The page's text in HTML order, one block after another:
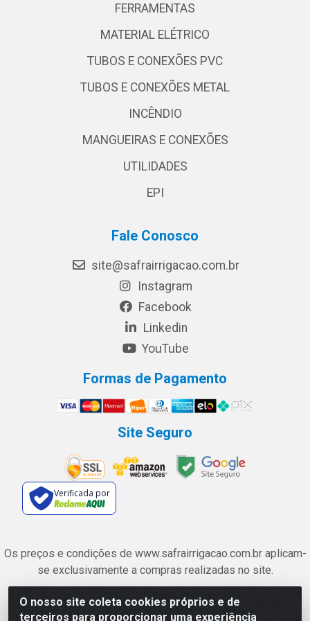
O nosso site coleta cookies próprios e de
terceiros para proporcionar uma experiência
FERRAMENTAS
MATERIAL ELÉTRICO
TUBOS E CONEXÕES PVC
TUBOS E CONEXÕES METAL
INCÊNDIO
MANGUEIRAS E CONEXÕES
UTILIDADES
EPI
Fale Conosco
site@safrairrigacao.com.br
Instagram
Facebook
Linkedin
YouTube
Formas de Pagamento
Site Seguro
Verificada por
Os preços e condições de www.safrairrigacao.com.br aplicam-
se exclusivamente a compras realizadas no site.
Safra Agrícola e Pecuária LTDA - Avenida Castelo Branco, 5330 -